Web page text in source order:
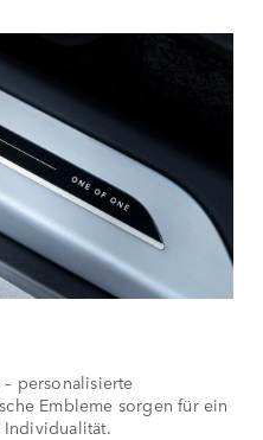
personalisierte
Embleme sorgen für ein
Individualität.